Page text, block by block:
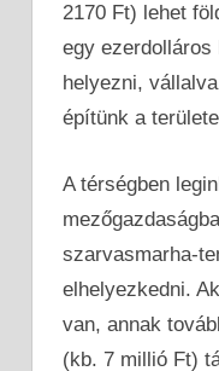
2170 Ft) lehet
egy ezerdolláros
helyezni,
építünk a
A térségben
szarvasmarha-
elhelyezkedni.
van, annak
(kb. 7 millió Ft)